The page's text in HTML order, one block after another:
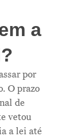
a
por
O prazo
de
vetou
a lei até